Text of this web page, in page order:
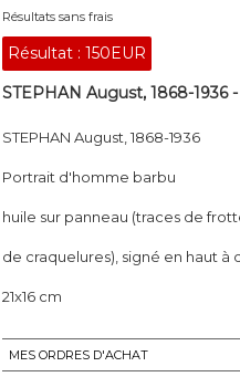
Résultats sans frais
Résultat : 150EUR
STEPHAN August, 1868-1936
STEPHAN August, 1868-1936
Portrait d'homme barbu
huile sur panneau (traces de
de craquelures), signé en haut à
21x16 cm
MES ORDRES D'ACHAT